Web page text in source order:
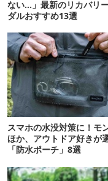
ない…」最新のリカバリ
ダルおすすめ13選
スマホの水没対策に！モ
ほか、アウトドア好きが
「防水ポーチ」8選